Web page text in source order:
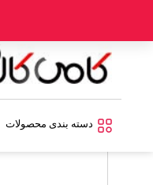
دسته بندی محصولات
کالای مشابه